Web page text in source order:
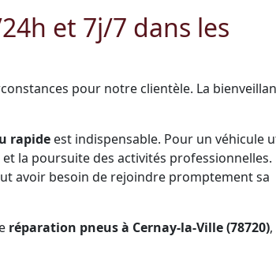
et 7j/7 dans les
pour notre clientèle. La
rapide est indispensable. Pour un véhicule
la poursuite des activités professionnelles.
avoir besoin de rejoindre promptement sa
réparation pneus à Cernay-la-Ville (78720)